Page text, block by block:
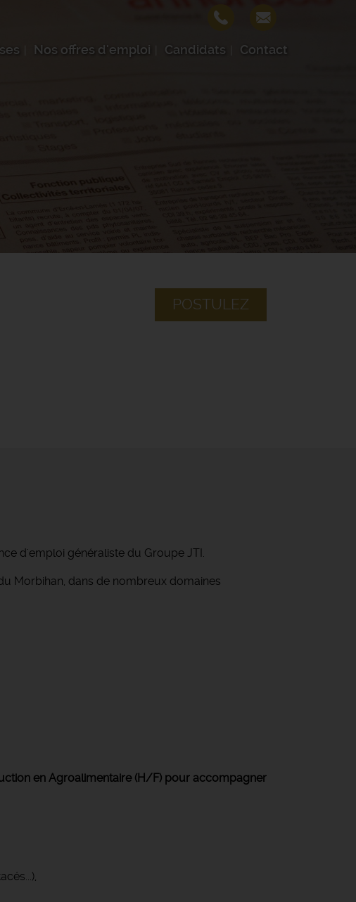
Nos offres d'emploi Candidats Contact
POSTULEZ
d'emploi généraliste du Groupe JTI.
Morbihan, dans de nombreux domaines
en Agroalimentaire (H/F) pour accompagner